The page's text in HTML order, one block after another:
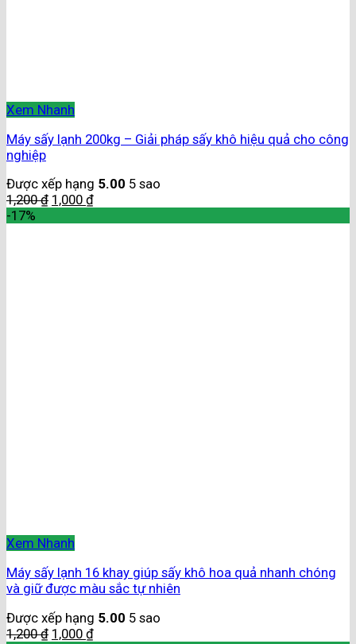
Xem Nhanh
Máy sấy lạnh 200kg – Giải pháp sấy khô hiệu quả cho công
nghiệp
Được xếp hạng 5.00 5 sao
1,200₫ 1,000 ₫
-17%
Xem Nhanh
Máy sấy lạnh 16 khay giúp sấy khô hoa quả nhanh chóng
và giữ được màu sắc tự nhiên
Được xếp hạng 5.00 5 sao
1,200₫ 1,000 ₫